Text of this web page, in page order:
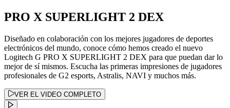
PRO X SUPERLIGHT 2 DEX
Diseñado en colaboración con los mejores jugadores de deportes
electrónicos del mundo, conoce cómo hemos creado el nuevo
Logitech G PRO X SUPERLIGHT 2 DEX para que puedan dar lo
mejor de sí mismos. Escucha las primeras impresiones de jugadores
profesionales de G2 esports, Astralis, NAVI y muchos más.
VER EL VIDEO COMPLETO